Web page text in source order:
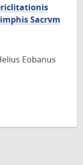
Sacrvm
Eobanus